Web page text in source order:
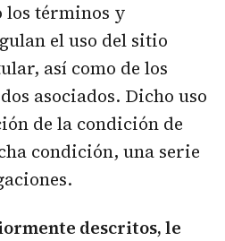
los términos y
el uso del sitio
así como de los
asociados. Dicho uso
de la condición de
condición, una serie
descritos, le